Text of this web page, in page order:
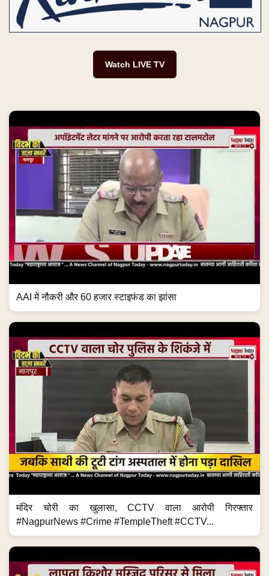
Watch LIVE TV
AAI में नौकरी और 60 हजार स्टाइफंड का झांसा
मंदिर चोरी का खुलासा, CCTV वाला आरोपी गिरफ्तार
#NagpurNews #Crime #TempleTheft #CCTV...